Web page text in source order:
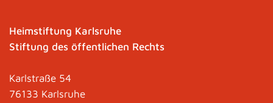
Heimstiftung Karlsruhe
Stiftung des öffentlichen Rechts
Karlstraße 54
76133 Karlsruhe